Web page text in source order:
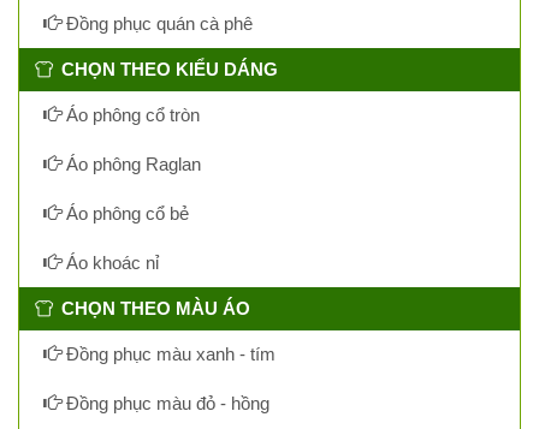
Đồng phục quán cà phê
CHỌN THEO KIỂU DÁNG
Áo phông cổ tròn
Áo phông Raglan
Áo phông cổ bẻ
Áo khoác nỉ
CHỌN THEO MÀU ÁO
Đồng phục màu xanh - tím
Đồng phục màu đỏ - hồng